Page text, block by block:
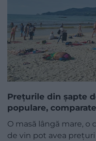
Prețurile din șapte
populare,
O masă lângă mare, o
de vin pot avea